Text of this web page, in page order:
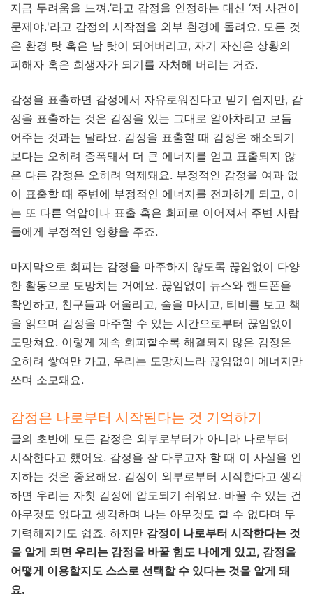
지금 두려움을 느껴.’라고 감정을 인정하는 대신 ‘저 사건이
문제야.'라고 감정의 시작점을 외부 환경에 돌려요. 모든 것
은 환경 탓 혹은 남 탓이 되어버리고, 자기 자신은 상황의
피해자 혹은 희생자가 되기를 자처해 버리는 거죠.
감정을 표출하면 감정에서 자유로워진다고 믿기 쉽지만, 감
정을 표출하는 것은 감정을 있는 그대로 알아차리고 보듬
어주는 것과는 달라요. 감정을 표출할 때 감정은 해소되기
보다는 오히려 증폭돼서 더 큰 에너지를 얻고 표출되지 않
은 다른 감정은 오히려 억제돼요. 부정적인 감정을 여과 없
이 표출할 때 주변에 부정적인 에너지를 전파하게 되고, 이
는 또 다른 억압이나 표출 혹은 회피로 이어져서 주변 사람
들에게 부정적인 영향을 주죠.
마지막으로 회피는 감정을 마주하지 않도록 끊임없이 다양
한 활동으로 도망치는 거예요. 끊임없이 뉴스와 핸드폰을
확인하고, 친구들과 어울리고, 술을 마시고, 티비를 보고 책
을 읽으며 감정을 마주할 수 있는 시간으로부터 끊임없이
도망쳐요. 이렇게 계속 회피할수록 해결되지 않은 감정은
오히려 쌓여만 가고, 우리는 도망치느라 끊임없이 에너지만
쓰며 소모돼요.
감정은 나로부터 시작된다는 것 기억하기
글의 초반에 모든 감정은 외부로부터가 아니라 나로부터
시작한다고 했어요. 감정을 잘 다루고자 할 때 이 사실을 인
지하는 것은 중요해요. 감정이 외부로부터 시작한다고 생각
하면 우리는 자칫 감정에 압도되기 쉬워요. 바꿀 수 있는 건
아무것도 없다고 생각하며 나는 아무것도 할 수 없다며 무
기력해지기도 쉽죠. 하지만 감정이 나로부터 시작한다는 것
을 알게 되면 우리는 감정을 바꿀 힘도 나에게 있고, 감정을
어떻게 이용할지도 스스로 선택할 수 있다는 것을 알게 돼
요.